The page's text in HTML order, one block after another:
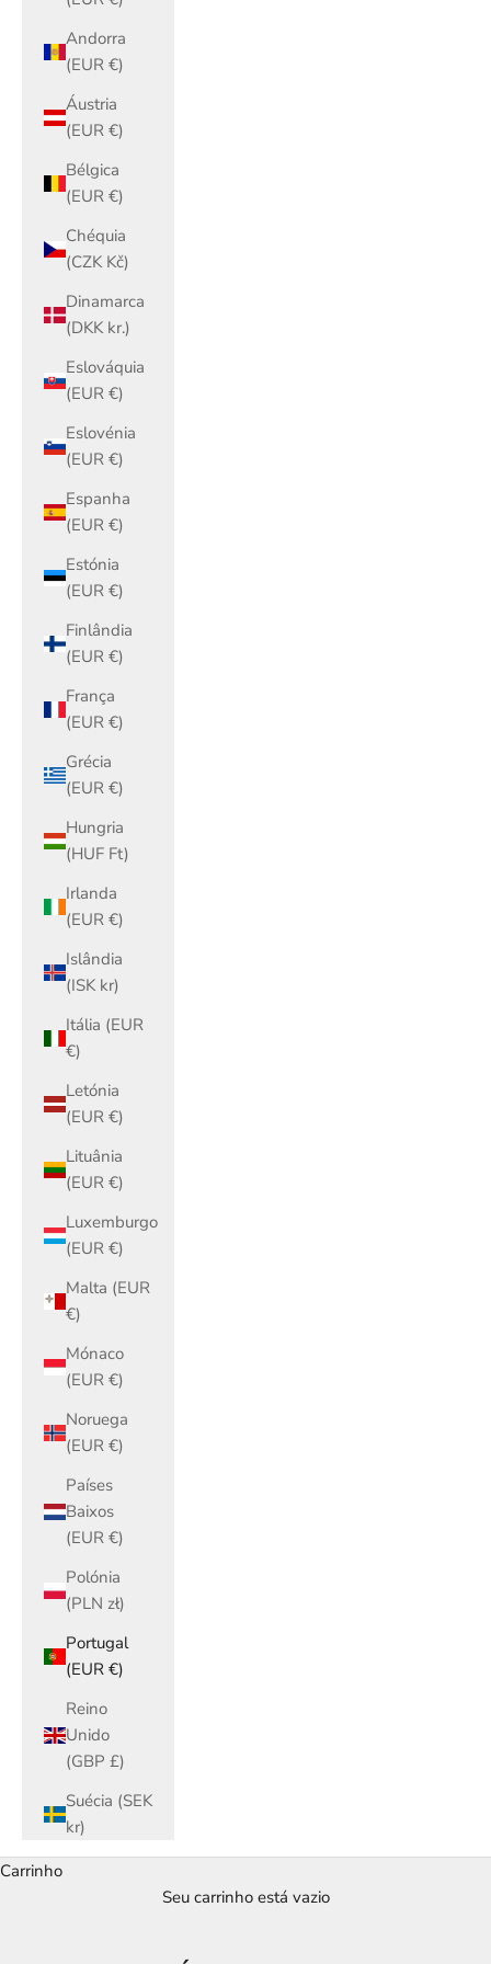
Andorra
(EUR €)
Áustria
(EUR €)
Bélgica
(EUR €)
Chéquia
(CZK Kč)
Dinamarca
(DKK kr.)
Eslováquia
(EUR €)
Eslovénia
(EUR €)
Espanha
(EUR €)
Estónia
(EUR €)
Finlândia
(EUR €)
França
(EUR €)
Grécia
(EUR €)
Hungria
(HUF Ft)
Irlanda
(EUR €)
Islândia
(ISK kr)
Itália (EUR
€)
Letónia
(EUR €)
Lituânia
(EUR €)
Luxemburgo
(EUR €)
Malta (EUR
€)
Mónaco
(EUR €)
Noruega
(EUR €)
Países
Baixos
(EUR €)
Polónia
(PLN zł)
Portugal
(EUR €)
Reino
Unido
(GBP £)
Suécia (SEK
kr)
Carrinho
Seu carrinho está vazio